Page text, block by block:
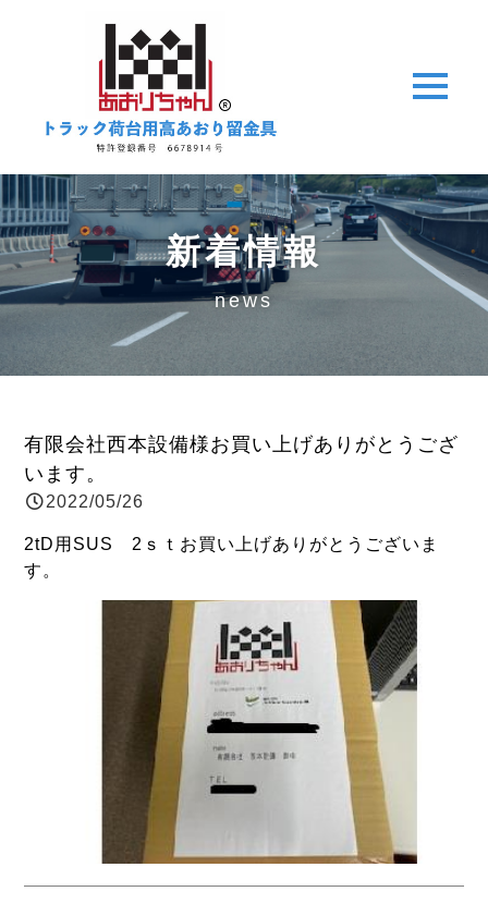
t
o
n
a
v
g
a
t
新着情報
news
有限会社西本設備様お買い上げありがとうござ
います。
2022/05/26
2tD用SUS 2ｓｔお買い上げありがとうございま
す。